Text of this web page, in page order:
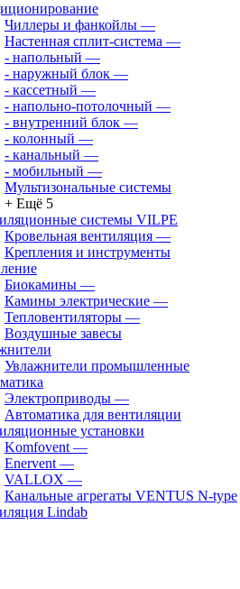
Чиллеры и фанкойлы —
Настенная сплит-система —
- напольный —
- наружный блок —
- кассетный —
- напольно-потолочный —
- внутренний блок —
- колонный —
- канальный —
- мобильный —
Мультизональные системы
+ Ещё 5
системы VILPE
Кровельная вентиляция —
Крепления и инструменты
Биокамины —
Камины электрические —
Тепловентиляторы —
Воздушные завесы
Увлажнители промышленные
Электроприводы —
Автоматика для вентиляции
установки
Komfovent —
Enervent —
VALLOX —
Канальные агрегаты VENTUS N-type
Lindab